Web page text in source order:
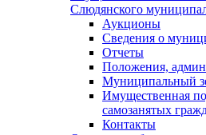
Слюдянского
Аукционы
Сведения о
Отчеты
Положения,
Муниципальный
Имущественная
самозанятых
Контакты